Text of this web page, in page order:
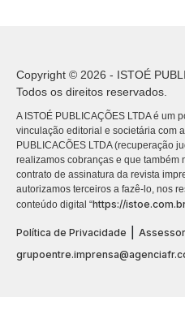
Copyright © 2026 - ISTOÉ
Todos os direitos reservados.
A ISTOÉ PUBLICAÇÕES LTDA é um
vinculação editorial e societária com
PUBLICACÕES LTDA (recuperação
realizamos cobranças e que também
contrato de assinatura da revista
autorizamos terceiros a fazê-lo, nos
conteúdo digital “https://
Política de Privacidade